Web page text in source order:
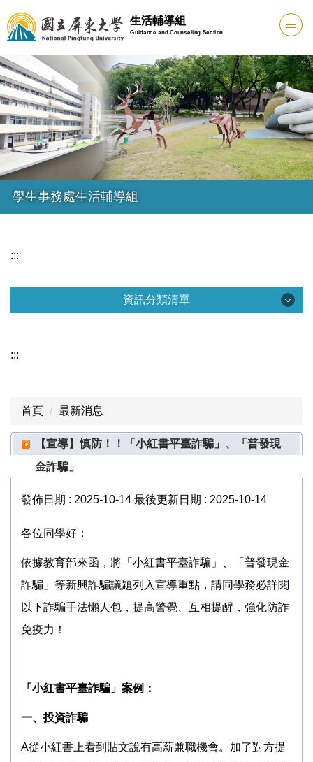
跳
到
主
要
內
容
區
生活輔導組
Guidance and Counseling Section
學生事務處生活輔導組
:::
資訊分類清單
生輔組相關法規
表單下載
服務項目
學生宿舍專區
校外賃居服務
學雜費減免專區
反霸凌反詐騙宣導相關訊息
不利處境學生助學及緊急紓困助學金
安定就學資訊網
:::
首頁 最新消息
【宣導】慎防！！「小紅書平臺詐騙」、「普發現
金詐騙」
發佈日期 : 2025-10-14 最後更新日期 : 2025-10-14
各位同學好：
依據教育部來函，將「小紅書平臺詐騙」、「普發現金
詐騙」等新興詐騙議題列入宣導重點，請同學務必詳閱
以下詐騙手法懶人包，提高警覺、互相提醒，強化防詐
免疫力！
「小紅書平臺詐騙」案例：
一、投資詐騙
A從小紅書上看到貼文說有高薪兼職機會。加了對方提